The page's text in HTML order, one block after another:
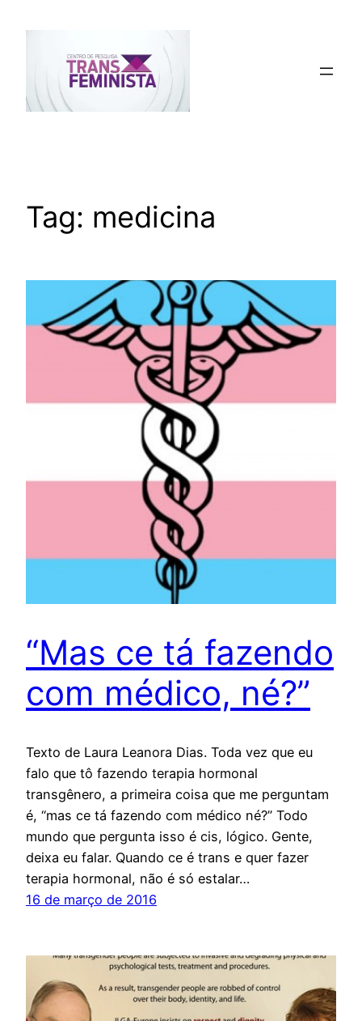
Tag: medicina
“Mas ce tá fazendo
com médico, né?”
Texto de Laura Leanora Dias. Toda vez que eu
falo que tô fazendo terapia hormonal
transgênero, a primeira coisa que me perguntam
é, “mas ce tá fazendo com médico né?” Todo
mundo que pergunta isso é cis, lógico. Gente,
deixa eu falar. Quando ce é trans e quer fazer
terapia hormonal, não é só estalar…
16 de março de 2016